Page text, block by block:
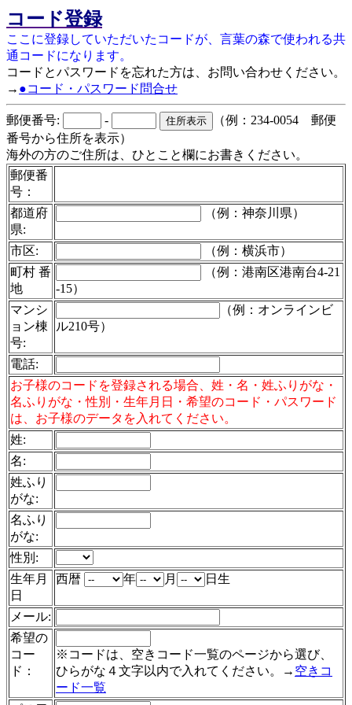
コード登録
ここに登録していただいたコードが、言葉の森で使われる共
通コードになります。
コードとパスワードを忘れた方は、お問い合わせください。
→ ●コード・パスワード問合せ
郵便番号: -
（例：234-0054 郵便
番号から住所を表示）
海外の方のご住所は、ひとこと欄にお書きください。
郵便番
号：
都道府
県:
（例：神奈川県）
市区:
（例：横浜市）
町村 番
地
（例：港南区港南台4-21
-15）
マンシ
ョン棟
号:
（例：オンラインビ
ル210号）
電話:
お子様のコードを登録される場合、姓・名・姓ふりがな・
名ふりがな・性別・生年月日・希望のコード・パスワード
は、お子様のデータを入れてください。
姓:
名:
姓ふり
がな:
名ふり
がな:
性別:
生年月
日
西暦 年 月 日生
メール:
希望の
コー
ド：
※コードは、空きコード一覧のページから選び、
ひらがな４文字以内で入れてください。→ 空きコ
ード一覧